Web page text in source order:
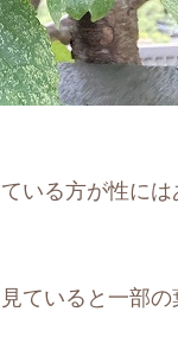
いる方が性には
ていると一部